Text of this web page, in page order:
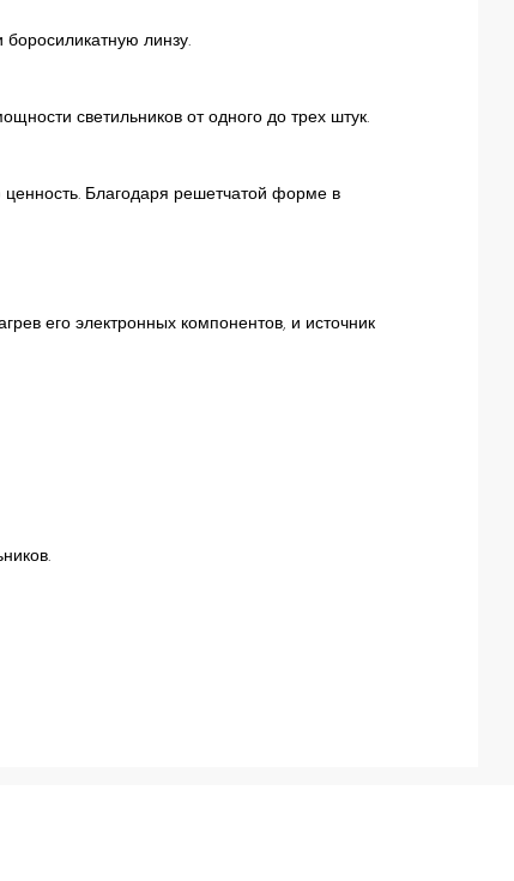
линзу.
светильников от одного до трех штук.
Благодаря решетчатой форме в
его электронных компонентов, и источник